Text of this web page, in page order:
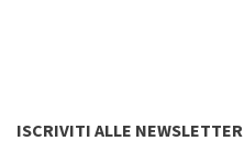
ISCRIVITI ALLE NEWSLETTER